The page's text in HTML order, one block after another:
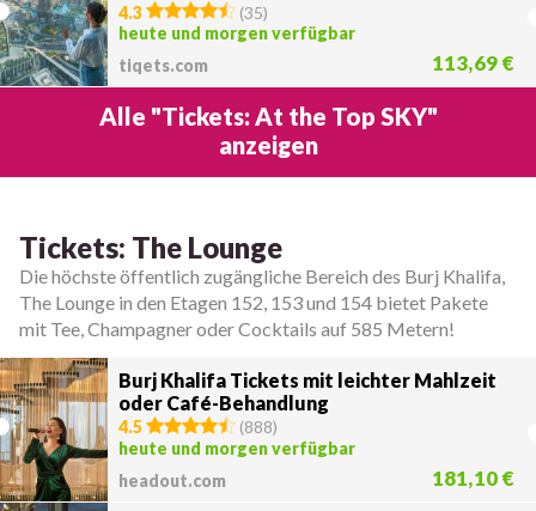
4.3 (35)
heute und morgen verfügbar
tiqets.com
113,69 €
Alle "Tickets: At the Top SKY"
anzeigen
Tickets: The Lounge
Die höchste öffentlich zugängliche Bereich des Burj Khalifa,
The Lounge in den Etagen 152, 153 und 154 bietet Pakete
mit Tee, Champagner oder Cocktails auf 585 Metern!
Burj Khalifa Tickets mit leichter Mahlzeit
oder Café-Behandlung
4.5 (888)
heute und morgen verfügbar
headout.com
181,10 €